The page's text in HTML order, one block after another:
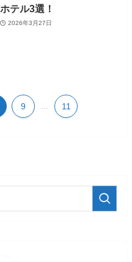
ホテル3選！
2026年3月27日
9 ... 11